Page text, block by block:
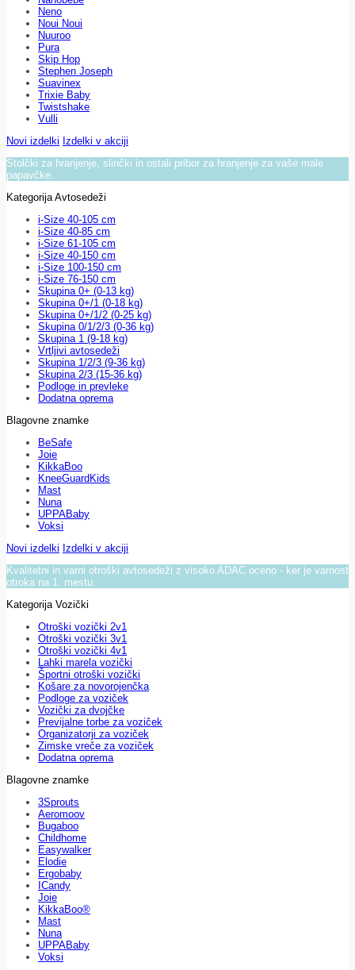
Neno
Noui Noui
Nuuroo
Pura
Skip Hop
Stephen Joseph
Suavinex
Trixie Baby
Twistshake
Vulli
Novi izdelki Izdelki v akciji
Stolčki za hranjenje, slinčki in ostali pribor za hranjenje za vaše male
papavčke.
Kategorija Avtosedeži
i-Size 40-105 cm
i-Size 40-85 cm
i-Size 61-105 cm
i-Size 40-150 cm
i-Size 100-150 cm
i-Size 76-150 cm
Skupina 0+ (0-13 kg)
Skupina 0+/1 (0-18 kg)
Skupina 0+/1/2 (0-25 kg)
Skupina 0/1/2/3 (0-36 kg)
Skupina 1 (9-18 kg)
Vrtljivi avtosedeži
Skupina 1/2/3 (9-36 kg)
Skupina 2/3 (15-36 kg)
Podloge in prevleke
Dodatna oprema
Blagovne znamke
BeSafe
Joie
KikkaBoo
KneeGuardKids
Mast
Nuna
UPPABaby
Voksi
Novi izdelki Izdelki v akciji
Kvalitetni in varni otroški avtosedeži z visoko ADAC oceno - ker je varnost
otroka na 1. mestu.
Kategorija Vozički
Otroški vozički 2v1
Otroški vozički 3v1
Otroški vozički 4v1
Lahki marela vozički
Športni otroški vozički
Košare za novorojenčka
Podloge za voziček
Vozički za dvojčke
Previjalne torbe za voziček
Organizatorji za voziček
Zimske vreče za voziček
Dodatna oprema
Blagovne znamke
3Sprouts
Aeromoov
Bugaboo
Childhome
Easywalker
Elodie
Ergobaby
ICandy
Joie
KikkaBoo®
Mast
Nuna
UPPABaby
Voksi